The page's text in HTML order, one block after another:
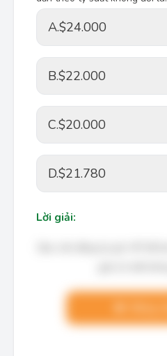
A.$24.000
B.$22.000
C.$20.000
D.$21.780
Lời giải: